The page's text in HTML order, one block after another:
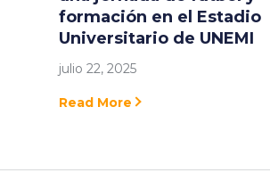
formación en el Estadio
Universitario de UNEMI
julio 22, 2025
Read More